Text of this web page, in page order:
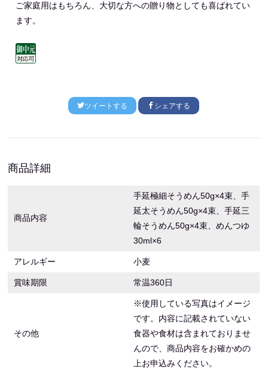
ご家庭用はもちろん、大切な方への贈り物としても喜ばれてい
ます。
ツイートする シェアする
商品詳細
商品内容
手延極細そうめん50g×4束、手
延太そうめん50g×4束、手延三
輪そうめん50g×4束、めんつゆ
30ml×6
アレルギー 小麦
賞味期限 常温360日
その他
※使用している写真はイメージ
です。内容に記載されていない
食器や食材は含まれておりませ
んので、商品内容をお確かめの
上お申込みください。